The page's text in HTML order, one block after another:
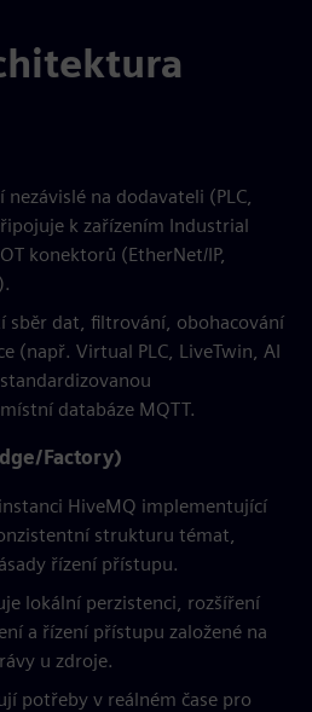
na dodavateli (PLC,
k zařízením Industrial
konektorů (EtherNet/IP,
sběr dat, filtrování, obohacování
(např. Virtual PLC, LiveTwin, AI
databáze MQTT.
Factory)
HiveMQ implementující
strukturu témat,
řízení přístupu.
lokální perzistenci, rozšíření
a řízení přístupu založené na
u zdroje.
potřeby v reálném čase pro